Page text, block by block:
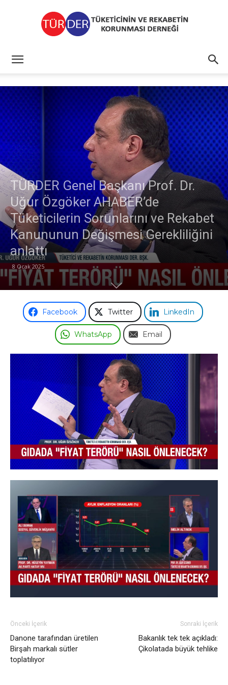
TÜRDER Genel Başkanı Prof. Dr.
Uğur Özgöker AHABER’de
Tüketicilerin Sorunlarını ve Rekabet
Kanununun Değişmesi Gerekliliğini
anlattı
8 Ocak 2025
Facebook Twitter LinkedIn
WhatsApp Email
Önceki İçerik
Danone tarafından üretilen
Birşah markalı sütler
toplatılıyor
Sonraki İçerik
Bakanlık tek tek açıkladı:
Çikolatada büyük tehlike